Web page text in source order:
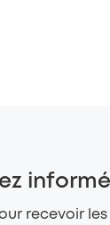
informé
recevoir